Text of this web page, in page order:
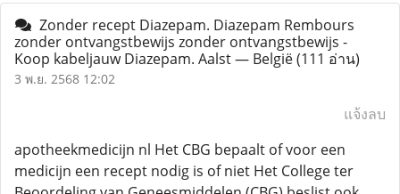
Zonder recept Diazepam. Diazepam Rembours
zonder ontvangstbewijs zonder ontvangstbewijs -
Koop kabeljauw Diazepam. Aalst — België(111 อ่าน)
3 พ.ย. 2568 12:02
แจ้งลบ
apotheekmedicijn nl Het CBG bepaalt of voor een
medicijn een recept nodig is of niet Het College ter